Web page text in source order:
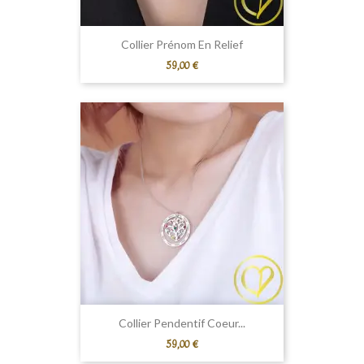
Collier Prénom En Relief
Prix
59,00 €
Collier Pendentif Coeur...
Prix
59,00 €